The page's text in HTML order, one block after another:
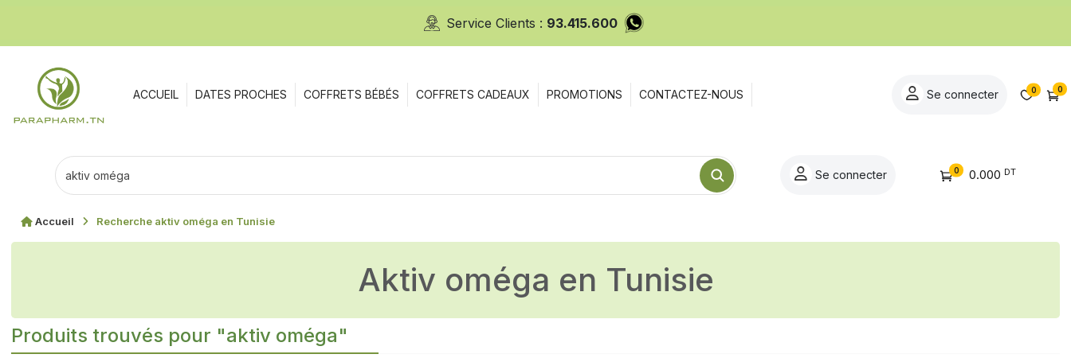
Service Clients : 93.415.600
ACCUEIL DATES PROCHES COFFRETS BÉBÉS COFFRETS CADEAUX PROMOTIONS CONTACTEZ-NOUS Se connecter 0 0
Se connecter 0 0.000 DT
Accueil Recherche aktiv oméga en Tunisie
aktiv oméga en Tunisie
Produits trouvés pour "aktiv oméga"